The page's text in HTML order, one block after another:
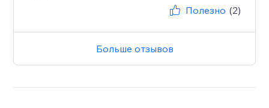
Полезно (2)
Больше отзывов